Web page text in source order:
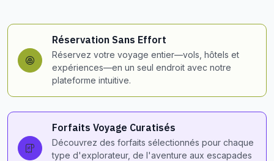
Réservation Sans Effort
Réservez votre voyage entier—vols, hôtels et
expériences—en un seul endroit avec notre
plateforme intuitive.
Forfaits Voyage Curatisés
Découvrez des forfaits sélectionnés pour chaque
type d'explorateur, de l'aventure aux escapades